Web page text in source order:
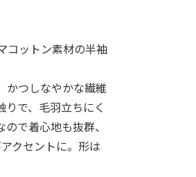
コットン素材の半袖
かつしなやかな繊維
で、毛羽立ちにく
で着心地も抜群、
クセントに。形は